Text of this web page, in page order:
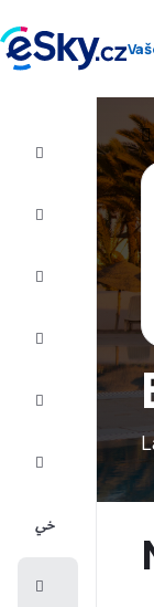
Let+Hotel
Letenky
Dovolená